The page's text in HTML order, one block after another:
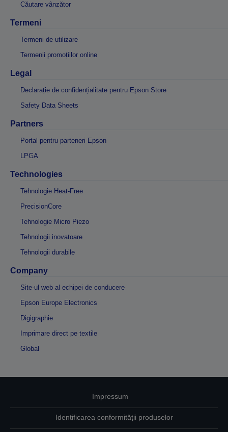
Căutare vânzător
Termeni
Termeni de utilizare
Termenii promoțiilor online
Legal
Declarație de confidențialitate pentru Epson Store
Safety Data Sheets
Partners
Portal pentru parteneri Epson
LPGA
Technologies
Tehnologie Heat-Free
PrecisionCore
Tehnologie Micro Piezo
Tehnologii inovatoare
Tehnologii durabile
Company
Site-ul web al echipei de conducere
Epson Europe Electronics
Digigraphie
Imprimare direct pe textile
Global
Impressum
Identificarea conformității produselor